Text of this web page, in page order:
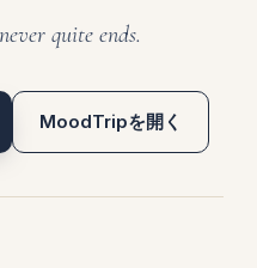
quite ends.
MoodTripを開く